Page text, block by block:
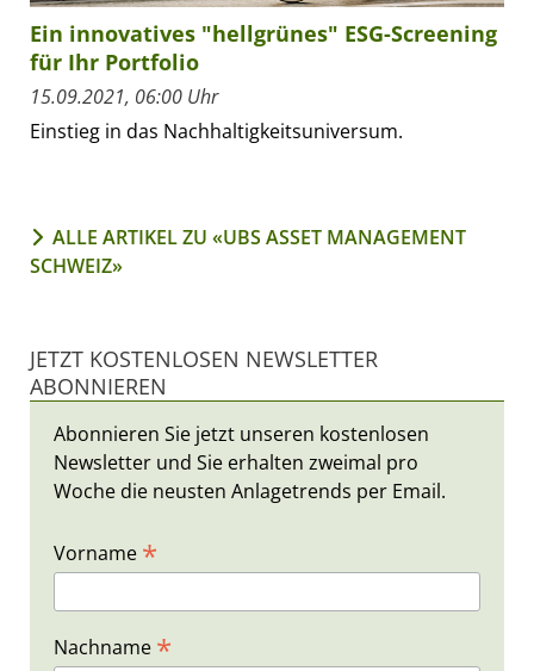
Ein innovatives "hellgrünes" ESG-Screening
für Ihr Portfolio
15.09.2021, 06:00 Uhr
Einstieg in das Nachhaltigkeitsuniversum.
ALLE ARTIKEL ZU «UBS ASSET MANAGEMENT
SCHWEIZ»
JETZT KOSTENLOSEN NEWSLETTER
ABONNIEREN
Abonnieren Sie jetzt unseren kostenlosen
Newsletter und Sie erhalten zweimal pro
Woche die neusten Anlagetrends per Email.
Vorname *
Nachname *